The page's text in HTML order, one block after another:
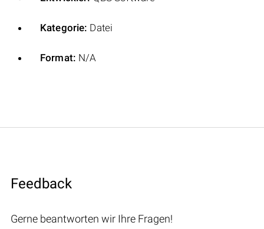
Kategorie: Datei
Format: N/A
Feedback
Gerne beantworten wir Ihre Fragen!